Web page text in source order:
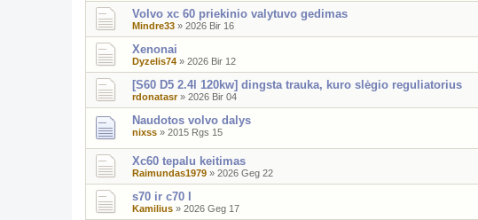
Volvo xc 60 priekinio valytuvo gedimas
Mindre33 » 2026 Bir 16
Xenonai
Dyzelis74 » 2026 Bir 12
[S60 D5 2.4l 120kw] dingsta trauka, kuro slėgio reguliatorius
rdonatasr» 2026 Bir 04
Naudotos volvo dalys
nixss » 2015 Rgs 15
Xc60 tepalu keitimas
Raimundas1979 » 2026 Geg 22
s70 ir c70 I
Kamilius » 2026 Geg 17